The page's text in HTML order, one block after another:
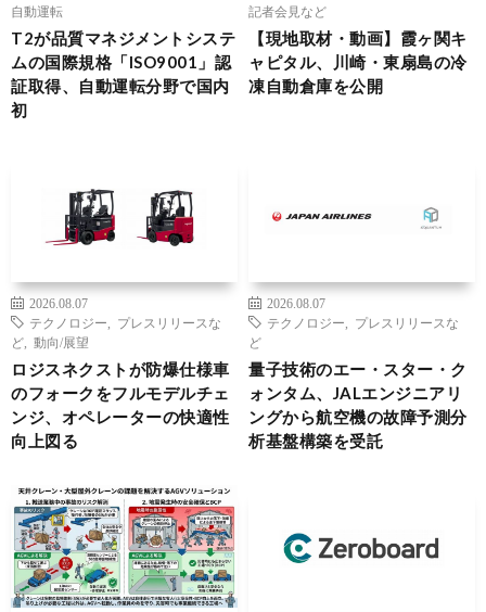
自動運転
T2が品質マネジメントシステ
ムの国際規格「ISO9001」認
証取得、自動運転分野で国内
初
記者会見など
【現地取材・動画】霞ヶ関キ
ャピタル、川崎・東扇島の冷
凍自動倉庫を公開
2026.08.07
テクノロジー
プレスリリースな
ど
動向/展望
ロジスネクストが防爆仕様車
のフォークをフルモデルチェ
ンジ、オペレーターの快適性
向上図る
2026.08.07
テクノロジー
プレスリリースな
ど
量子技術のエー・スター・ク
ォンタム、JALエンジニアリ
ングから航空機の故障予測分
析基盤構築を受託